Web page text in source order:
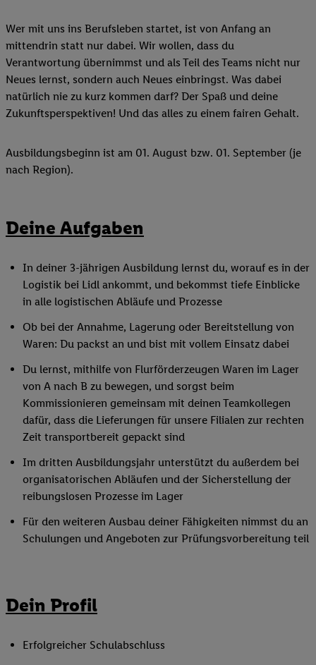
Wer mit uns ins Berufsleben startet, ist von Anfang an
mittendrin statt nur dabei. Wir wollen, dass du
Verantwortung übernimmst und als Teil des Teams nicht nur
Neues lernst, sondern auch Neues einbringst. Was dabei
natürlich nie zu kurz kommen darf? Der Spaß und deine
Zukunftsperspektiven! Und das alles zu einem fairen Gehalt.
Ausbildungsbeginn ist am 01. August bzw. 01. September (je
nach Region).
Deine Aufgaben
In deiner 3-jährigen Ausbildung lernst du, worauf es in der
Logistik bei Lidl ankommt, und bekommst tiefe Einblicke
in alle logistischen Abläufe und Prozesse
Ob bei der Annahme, Lagerung oder Bereitstellung von
Waren: Du packst an und bist mit vollem Einsatz dabei
Du lernst, mithilfe von Flurförderzeugen Waren im Lager
von A nach B zu bewegen, und sorgst beim
Kommissionieren gemeinsam mit deinen Teamkollegen
dafür, dass die Lieferungen für unsere Filialen zur rechten
Zeit transportbereit gepackt sind
Im dritten Ausbildungsjahr unterstützt du außerdem bei
organisatorischen Abläufen und der Sicherstellung der
reibungslosen Prozesse im Lager
Für den weiteren Ausbau deiner Fähigkeiten nimmst du an
Schulungen und Angeboten zur Prüfungsvorbereitung teil
Dein Profil
Erfolgreicher Schulabschluss